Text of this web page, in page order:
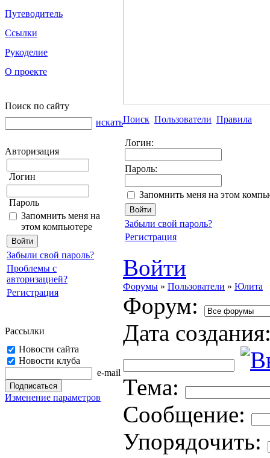
Путеводитель
Ссылки
Рукоделие
О проекте
Поиск по сайту
искать
Авторизация
Логин
Пароль
Запомнить меня на
этом компьютере
Забыли свой пароль?
Проблемы с
авторизацией?
Регистрация
Рассылки
Новости сайта
Новости клуба
e-mail
Изменение параметров
Поиск Пользователи Правила
Логин:
Пароль:
Запомнить меня на этом
Забыли свой пароль?
Регистрация
Войти
Форумы » Пользователи » Юлита
Форум:
Дата
Тема:
Cooбщение:
Упорядочить: